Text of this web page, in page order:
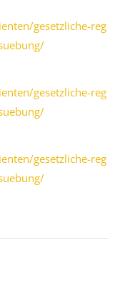
gesetzliche-reg
gesetzliche-reg
gesetzliche-reg